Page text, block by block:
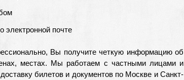
электронной почте
Вы получите четкую информацию об
местах. Мы работаем с частными лицами и
билетов и документов по Москве и Санкт-